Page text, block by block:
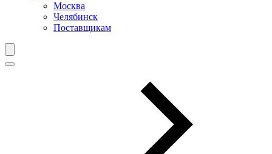
Москва
Челябинск
Поставщикам